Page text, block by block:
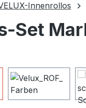
Innenrollos
Set